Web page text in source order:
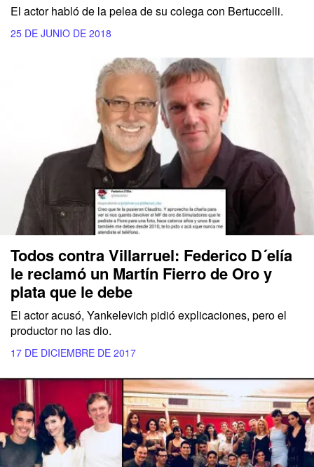
El actor habló de la pelea de su colega con Bertuccelli.
25 DE JUNIO DE 2018
Todos contra Villarruel: Federico D´elía
le reclamó un Martín Fierro de Oro y
plata que le debe
El actor acusó, Yankelevich pidió explicaciones, pero el
productor no las dio.
17 DE DICIEMBRE DE 2017